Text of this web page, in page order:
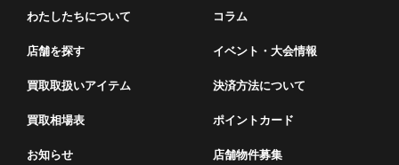
わたしたちについて
店舗を探す
買取取扱いアイテム
買取相場表
お知らせ
コラム
イベント・⼤会情報
決済方法について
ポイントカード
店舗物件募集